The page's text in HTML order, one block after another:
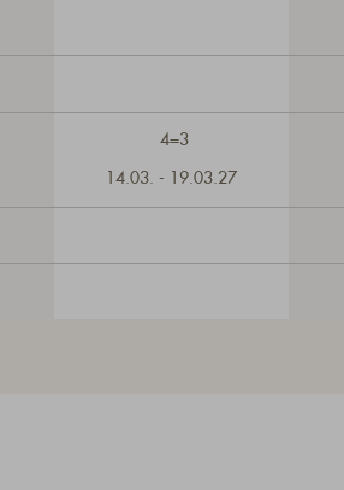
4=3
14.03. - 19.03.27